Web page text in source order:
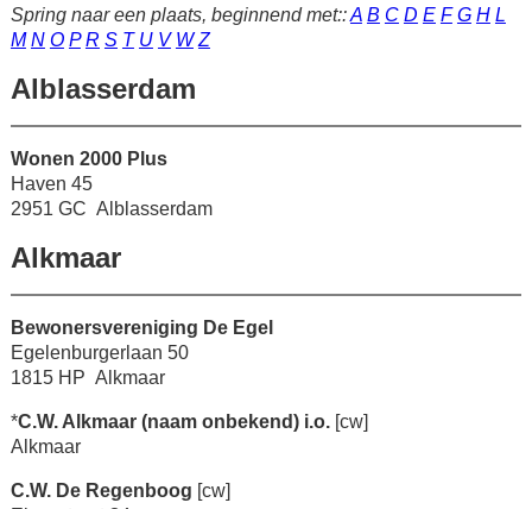
Spring naar een plaats, beginnend met::A B C D E F G H L
M N O P R S T U V W Z
Alblasserdam
Wonen 2000 Plus
Haven 45
2951 GC Alblasserdam
Alkmaar
Bewonersvereniging De Egel
Egelenburgerlaan 50
1815 HP Alkmaar
*C.W. Alkmaar (naam onbekend) i.o.[cw]
Alkmaar
C.W. De Regenboog [cw]